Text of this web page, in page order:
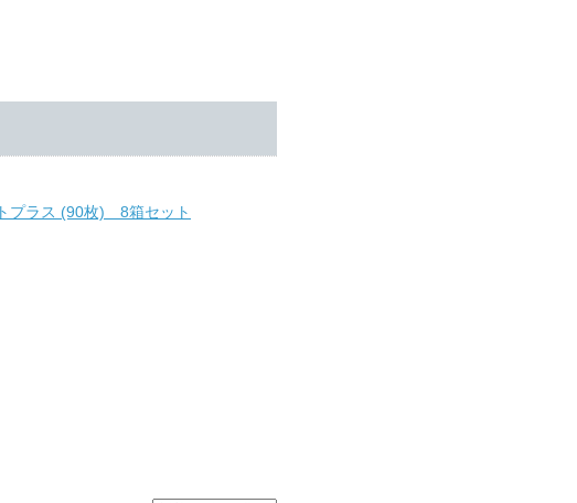
プラス (90枚) 8箱セット